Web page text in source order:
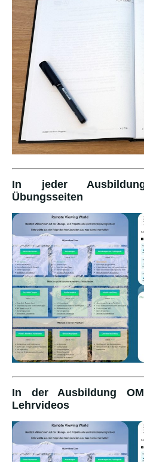
In jeder
Übungsseiten
In der Ausbildung
Lehrvideos